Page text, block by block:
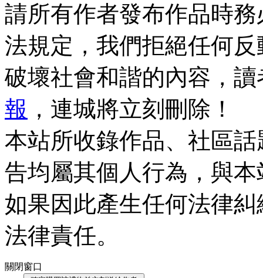
請所有作者發布作品時
法規定，我們拒絕任何
破壞社會和諧的內容，
報 ，連城將立刻刪除！
本站所收錄作品、社區
告均屬其個人行為，與
如果因此產生任何法律
法律責任。
關閉窗口